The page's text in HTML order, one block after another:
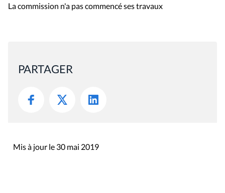
La commission n'a pas commencé ses travaux
PARTAGER
Mis à jour le 30 mai 2019